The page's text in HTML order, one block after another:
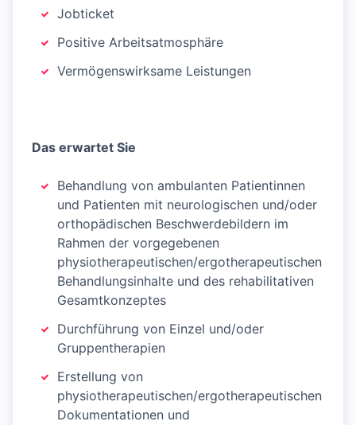
Jobticket
Positive Arbeitsatmosphäre
Vermögenswirksame Leistungen
Das erwartet Sie
Behandlung von ambulanten Patientinnen
und Patienten mit neurologischen und/oder
orthopädischen Beschwerdebildern im
Rahmen der vorgegebenen
physiotherapeutischen/ergotherapeutischen
Behandlungsinhalte und des rehabilitativen
Gesamtkonzeptes
Durchführung von Einzel und/oder
Gruppentherapien
Erstellung von
physiotherapeutischen/ergotherapeutischen
Dokumentationen und